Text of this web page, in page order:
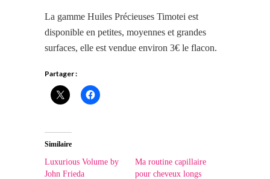
La gamme Huiles Précieuses Timotei est
disponible en petites, moyennes et grandes
surfaces, elle est vendue environ 3€ le flacon.
Partager :
Similaire
Luxurious Volume by
John Frieda
Ma routine capillaire
pour cheveux longs